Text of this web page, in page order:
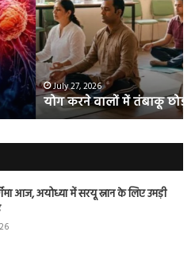
की संभावना 50% तक बढ़ी
को
रहे
थे
‘ब्रेन
वह
आज, अयोध्या में सरयू स्नान के लिए उमड़ी